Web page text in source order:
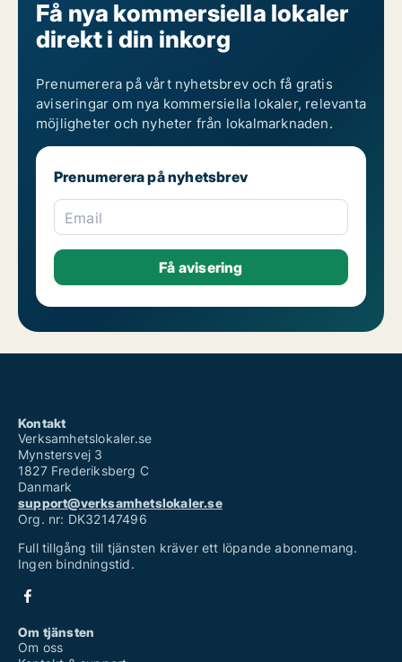
Få nya kommersiella lokaler
direkt i din inkorg
Prenumerera på vårt nyhetsbrev och få gratis
aviseringar om nya kommersiella lokaler, relevanta
möjligheter och nyheter från lokalmarknaden.
Prenumerera på nyhetsbrev
Email
Kontakt
Verksamhetslokaler.se
Mynstersvej 3
1827 Frederiksberg C
Danmark
support@verksamhetslokaler.se
Org. nr: DK32147496
Full tillgång till tjänsten kräver ett löpande abonnemang.
Ingen bindningstid.
Om tjänsten
Om oss